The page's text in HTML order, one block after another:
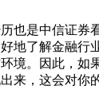
历也是中信证券
地了解金融行
境。因此，如
来，这会对你